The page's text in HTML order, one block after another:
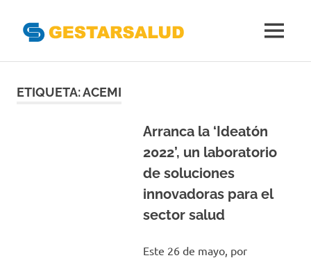
Gestoras
MENÚ
ETIQUETA:ACEMI
Arranca la ‘Ideatón
2022’, un laboratorio
de soluciones
innovadoras para el
sector salud
Este 26 de mayo, por